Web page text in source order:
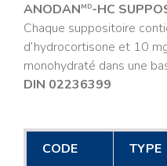
ANODANMD-HC
Chaque suppositoire
d’hydrocortisone et 10
monohydraté dans une
DIN 02236399
CODE TYPE